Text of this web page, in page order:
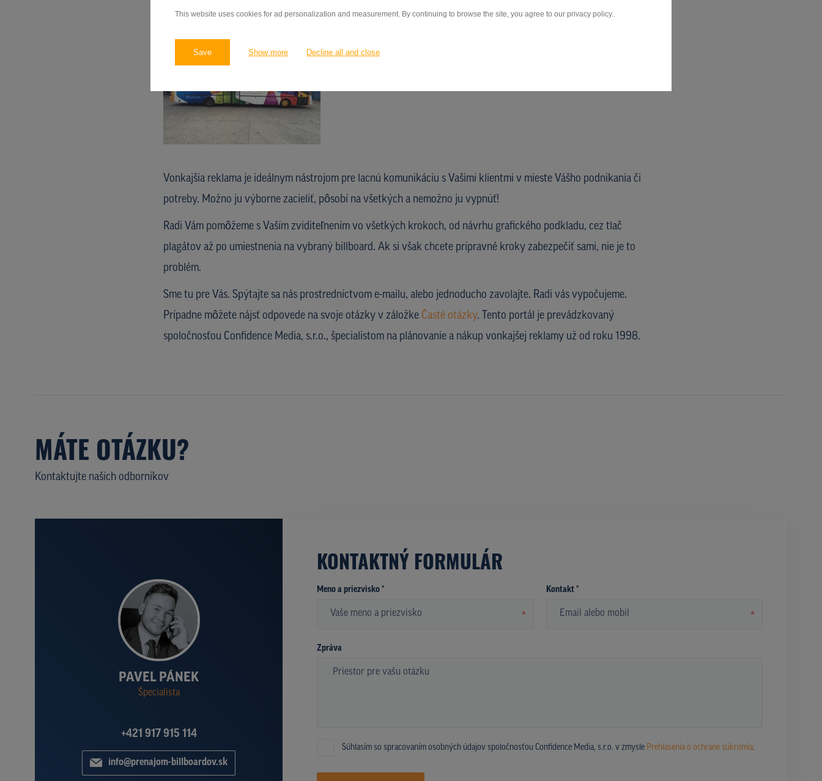
This website uses cookies for ad personalization and measurement. By continuing to browse the site, you agree to our privacy policy..
Save Show more Decline all and close
Vonkajšia reklama je ideálnym nástrojom pre lacnú komunikáciu s Vašimi klientmi v mieste Vášho podnikania či
potreby. Možno ju výborne zacieliť, pôsobí na všetkých a nemožno ju vypnúť!
Radi Vám pomôžeme s Vaším zviditeľnením vo všetkých krokoch, od návrhu grafického podkladu, cez tlač
plagátov až po umiestnenia na vybraný billboard. Ak si však chcete prípravné kroky zabezpečiť sami, nie je to
problém.
Sme tu pre Vás. Spýtajte sa nás prostredníctvom e-mailu, alebo jednoducho zavolajte. Radi vás vypočujeme.
Prípadne môžete nájsť odpovede na svoje otázky v záložke Časté otázky. Tento portál je prevádzkovaný
spoločnosťou Confidence Media, s.r.o., špecialistom na plánovanie a nákup vonkajšej reklamy už od roku 1998.
MÁTE OTÁZKU?
Kontaktujte našich odborníkov
PAVEL PÁNEK
Špecialista
+421 917 915 114
info@prenajom-billboardov.sk
KONTAKTNÝ FORMULÁR
Meno a priezvisko *
*
Kontakt *
*
Zpráva
Súhlasím so spracovaním osobných údajov spoločnosťou Confidence Media, s.r.o. v zmysle Prehlásenia o ochrane súkromia.